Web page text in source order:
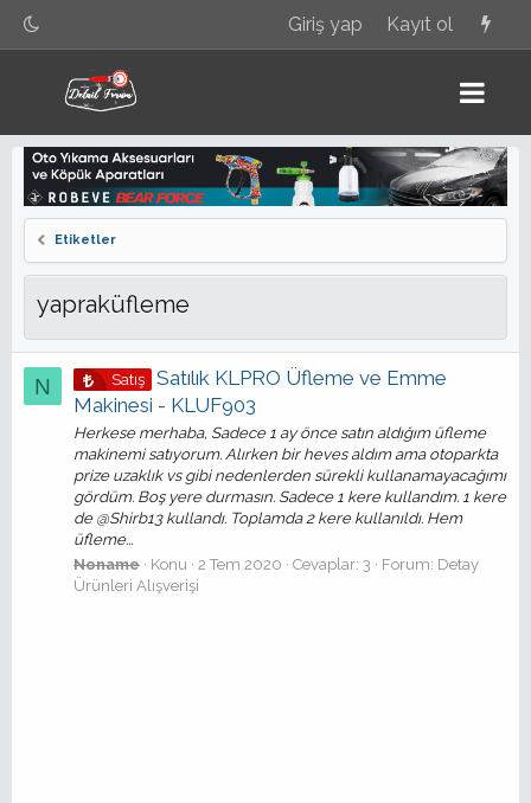
Giriş yap Kayıt ol
Etiketler
yapraküfleme
N Satış
Satılık KLPRO Üfleme ve Emme
Makinesi - KLUF903
Herkese merhaba, Sadece 1 ay önce satın aldığım üfleme
makinemi satıyorum. Alırken bir heves aldım ama otoparkta
prize uzaklık vs gibi nedenlerden sürekli kullanamayacağımı
gördüm. Boş yere durmasın. Sadece 1 kere kullandım. 1 kere
de @Shirb13 kullandı. Toplamda 2 kere kullanıldı. Hem
üfleme...
Noname
Konu 2 Tem 2020 Cevaplar: 3 Forum: Detay
Ürünleri Alışverişi